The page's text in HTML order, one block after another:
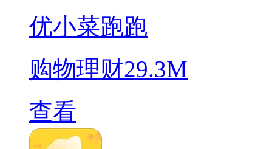
优小菜跑跑
购物理财29.3M
查看